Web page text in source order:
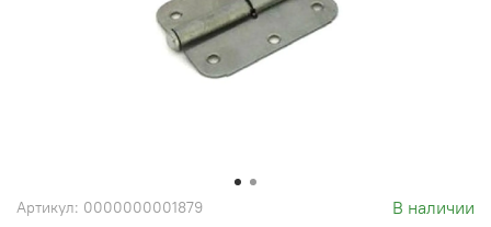
Артикул: 0000000001879 В наличии